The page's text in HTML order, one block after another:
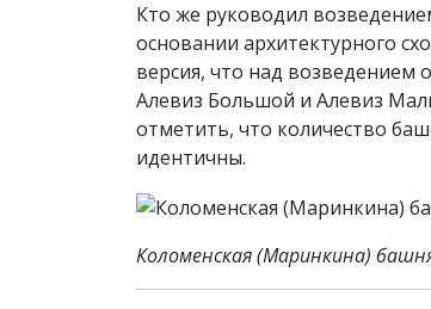
Кто же руководил
основании архитектурного
версия, что над возведением
Алевиз Большой и Алевиз
отметить, что количество
идентичны.
Коломенская (Маринкина)